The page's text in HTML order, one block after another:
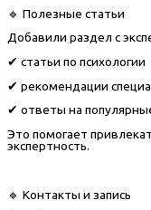
🔹 Полезные статьи
Добавили раздел с
✔ статьи по психологии
✔ рекомендации
✔ ответы на
Это помогает
экспертность.
🔹 Контакты и запись